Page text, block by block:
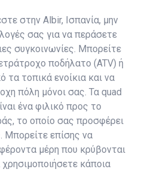
στην Albir, Ισπανία, μην
σας για να περάσετε
συγκοινωνίες. Μπορείτε
ποδήλατο (ATV) ή
τα τοπικά ενοίκια και να
πόλη μόνοι σας. Τα quad
ένα φιλικό προς το
το οποίο σας προσφέρει
Μπορείτε επίσης να
μέρη που κρύβονται
κάποια